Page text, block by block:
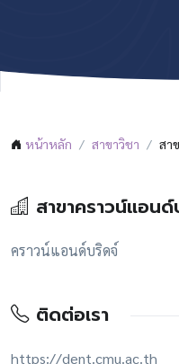
หน้าหลัก สาขาวิชา สา
สาขาคราวน์แอน
คราวน์แอนด์บริดจ์
ติดต่อเรา
https://dent.cmu.ac.th